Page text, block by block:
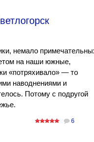
немало
на наши южные,
«потряхивало» — то
наводнениями и
Потому с подругой
6